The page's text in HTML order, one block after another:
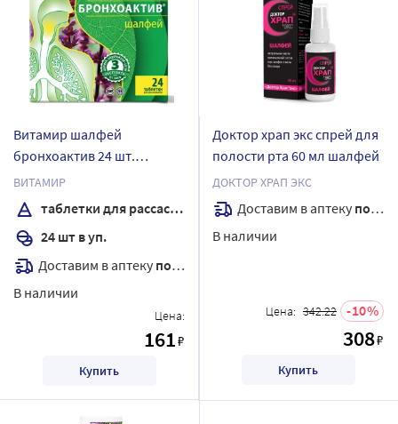
Витамир шалфей
бронхоактив 24 шт.
таблетки для
рассасывания массой 960
мг
ВИТАМИР
таблетки для рассасывания
24 шт в уп.
Доставим в аптеку послезавтра
В наличии
Цена:
161₽
Купить
Доктор храп экс спрей для
полости рта 60 мл шалфей
ДОКТОР ХРАП ЭКС
Доставим в аптеку послезавтра
В наличии
Цена: 342.22 10
308₽
Купить